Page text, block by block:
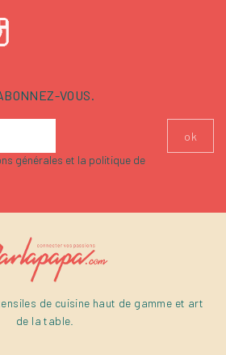
VOUS.
générales et la politique de
de cuisine haut de gamme et art
de la table.